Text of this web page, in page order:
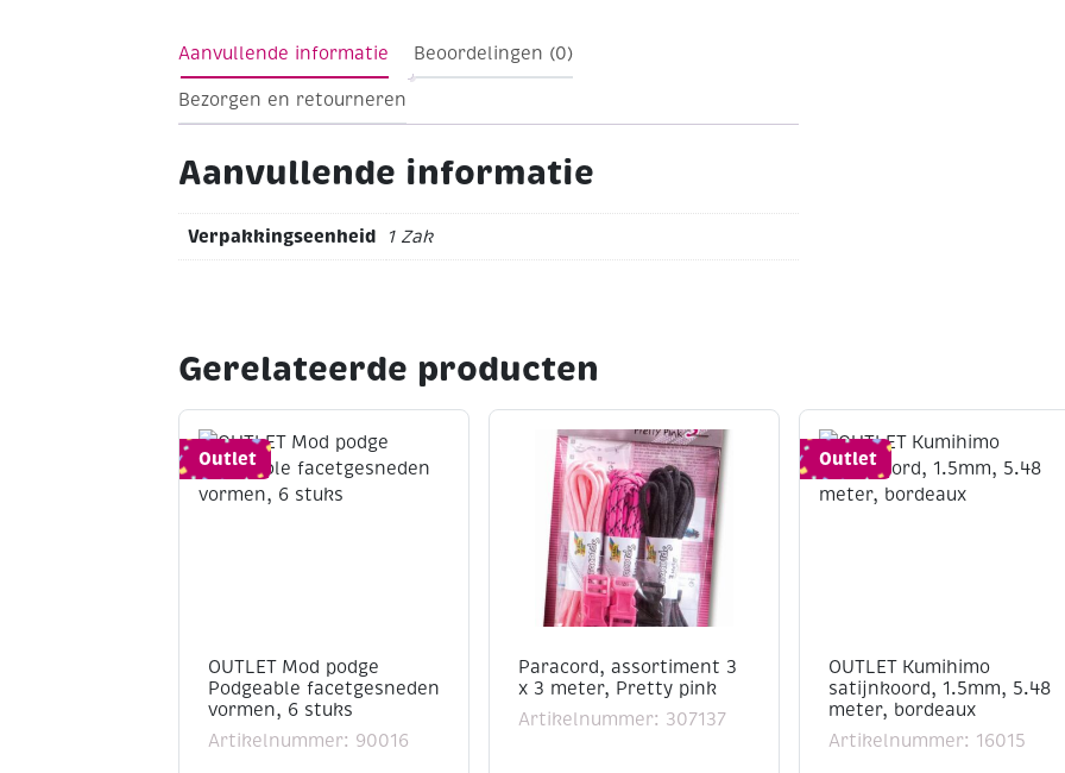
Aanvullende informatie Beoordelingen (0)
Bezorgen en retourneren
Aanvullende informatie
Verpakkingseenheid 1 Zak
Gerelateerde producten
Outlet
OUTLET Mod podge
Podgeable facetgesneden
vormen, 6 stuks
Artikelnummer: 90016
Paracord, assortiment 3
x 3 meter, Pretty pink
Artikelnummer: 307137
Outlet
OUTLET Kumihimo
satijnkoord, 1.5mm, 5.48
meter, bordeaux
Artikelnummer: 16015